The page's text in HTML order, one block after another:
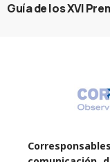
Guía de los XVI